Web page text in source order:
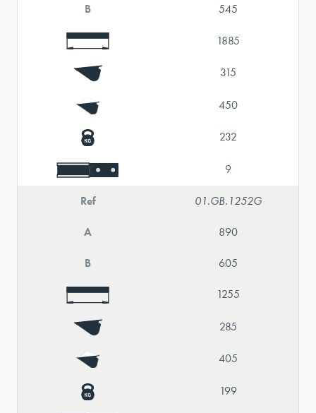
B 545
1885
315
450
232
9
Ref 01.GB.1252G
A 890
B 605
1255
285
405
199